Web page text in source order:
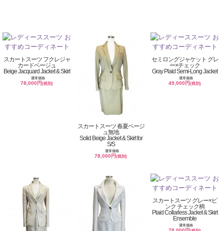
スカートスーツ フクレジャ
カードベージュ
Beige Jacquard Jacket & Skirt
通常価格
78,000円(税別)
スカートスーツ 春夏ベージ
ュ無地
Solid Beige Jacket & Skirt for
S/S
通常価格
78,000円(税別)
セミロングジャケット グレ
ー×チェック
Gray Plaid Semi-Long Jacket
通常価格
49,000円(税別)
スカートスーツ グレー×ピ
ンク チェック柄
Plaid Collarless Jacket & Skirt
Ensemble
通常価格